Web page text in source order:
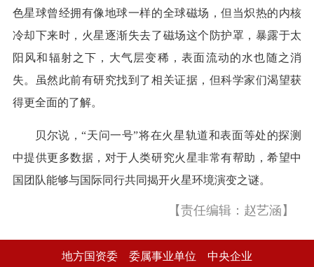
色星球曾经拥有像地球一样的全球磁场，但当炽热的内核
冷却下来时，火星逐渐失去了磁场这个防护罩，暴露于太
阳风和辐射之下，大气层变稀，表面流动的水也随之消
失。虽然此前有研究找到了相关证据，但科学家们渴望获
得更全面的了解。
贝尔说，“天问一号”将在火星轨道和表面等处的探测
中提供更多数据，对于人类研究火星非常有帮助，希望中
国团队能够与国际同行共同揭开火星环境演变之谜。
【责任编辑：赵艺涵】
地方国资委 委属事业单位 中央企业